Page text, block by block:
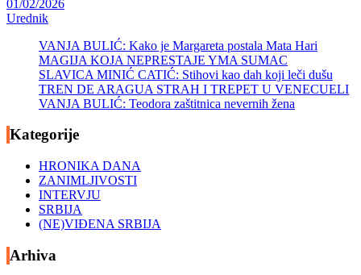
01/02/2026
Urednik
VANJA BULIĆ: Kako je Margareta postala Mata Hari
MAGIJA KOJA NEPRESTAJE YMA SUMAC
SLAVICA MINIĆ CATIĆ: Stihovi kao dah koji leči dušu
TREN DE ARAGUA STRAH I TREPET U VENECUELI
VANJA BULIĆ: Teodora zaštitnica nevernih žena
Kategorije
HRONIKA DANA
ZANIMLJIVOSTI
INTERVJU
SRBIJA
(NE)VIĐENA SRBIJA
Arhiva